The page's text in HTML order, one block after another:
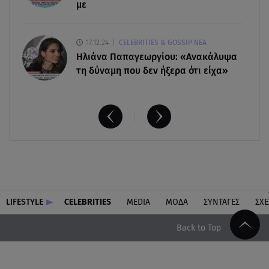
με
17.12.24 CELEBRITIES & GOSSIP ΝΕΑ
Ηλιάνα Παπαγεωργίου: «Ανακάλυψα
τη δύναμη που δεν ήξερα ότι είχα»
LIFESTYLE CELEBRITIES MEDIA ΜΟΔΑ ΣΥΝΤΑΓΕΣ
Back to Top